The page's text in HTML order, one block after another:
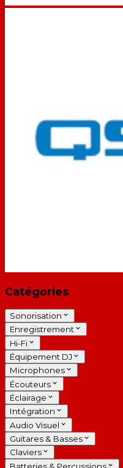
Catégories
Sonorisation
Enregistrement
Hi-Fi
Équipement DJ
Microphones
Écouteurs
Éclairage
Intégration
Audio Visuel
Guitares & Basses
Claviers
Batteries & Percussions